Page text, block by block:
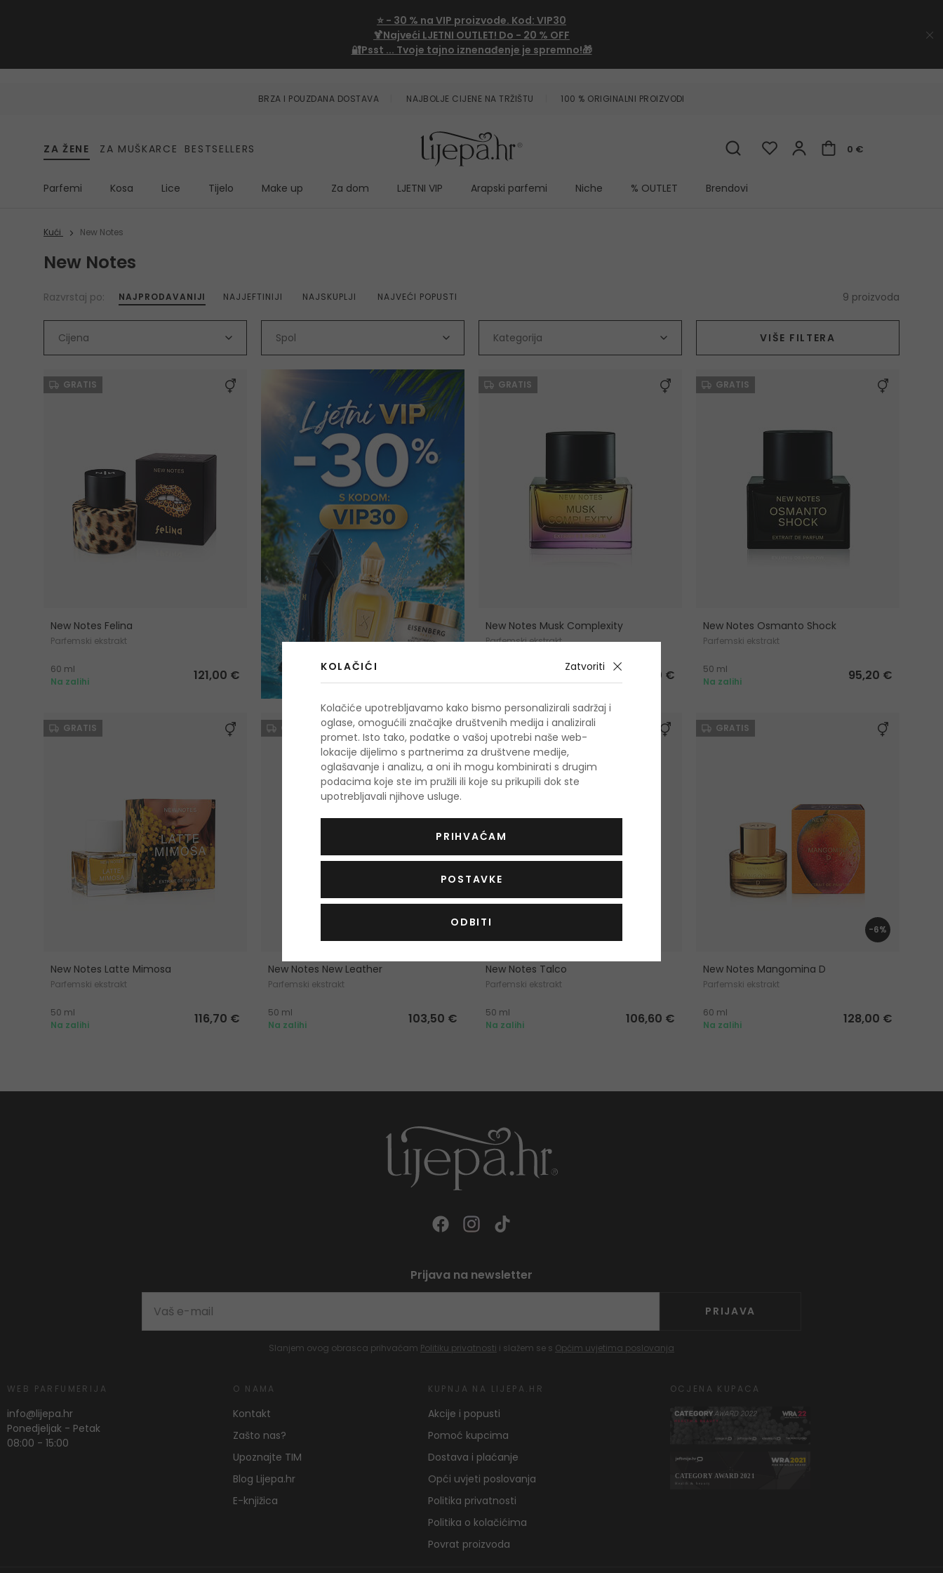
⭐ - 30 % na VIP proizvode. Kod: VIP30
🍹Najveći LJETNI OUTLET! Do - 20 % OFF
🔐Psst ... Tvoje tajno iznenađenje je spremno!🎁
BRZA I POUZDANA DOSTAVA NAJBOLJE CIJENE NA TRŽIŠTU 100 % ORIGINALNI PROIZVODI
ZA ŽENE ZA MUŠKARCE BESTSELLERS 0 €
Parfemi Kosa Lice Tijelo Make up Za dom LJETNI VIP Arapski parfemi Niche % OUTLET Brendovi
Kući New Notes
New Notes
Razvrstaj po: NAJPRODAVANIJI NAJJEFTINIJI NAJSKUPLJI NAJVEĆI POPUSTI 9 proizvoda
Cijena Spol Kategorija Vrsta proizvodaVIŠE FILTERA
GRATIS
New Notes Felina
Parfemski ekstrakt
60 ml
Na zalihi
121,00 €
GRATIS
New Notes Musk Complexity
Parfemski ekstrakt
Na zalihi
102,50 €
GRATIS
New Notes Osmanto Shock
Parfemski ekstrakt
50 ml
Na zalihi
95,20 €
GRATIS
New Notes Latte Mimosa
Parfemski ekstrakt
50 ml
Na zalihi
116,70 €
GRATIS
New Notes New Leather
Parfemski ekstrakt
50 ml
Na zalihi
103,50 €
GRATIS
New Notes Talco
Parfemski ekstrakt
50 ml
Na zalihi
106,60 €
GRATIS
-6%
New Notes Mangomina D
Parfemski ekstrakt
60 ml
Na zalihi
128,00 €
Prijava na newsletter
PRIJAVA
Slanjem ovog obrasca prihvaćam Politiku privatnosti i slažem se s Općim uvjetima poslovanja
WEB PARFUMERIJA
info@lijepa.hr
Ponedjeljak - Petak
08:00 - 15:00
O NAMA
Kontakt
Zašto nas?
Upoznajte TIM
Blog Lijepa.hr
E-knjižica
KUPNJA NA LIJEPA.HR
Akcije i popusti
Pomoć kupcima
Dostava i plaćanje
Opći uvjeti poslovanja
Politika privatnosti
Politika o kolačićima
Povrat proizvoda
OCJENA KUPACA
KOLAČIĆI Zatvoriti
Kolačiće upotrebljavamo kako bismo personalizirali sadržaj i
oglase, omogućili značajke društvenih medija i analizirali
promet. Isto tako, podatke o vašoj upotrebi naše web-
lokacije dijelimo s partnerima za društvene medije,
oglašavanje i analizu, a oni ih mogu kombinirati s drugim
podacima koje ste im pružili ili koje su prikupili dok ste
upotrebljavali njihove usluge.
PRIHVAĆAM
POSTAVKE
ODBITI